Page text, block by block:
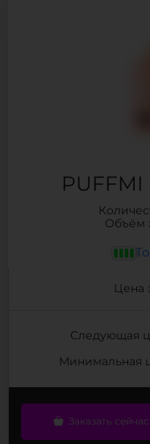
PUFFMI
Объём
Цена
Следующая
Минимальная
Заказать сейчас